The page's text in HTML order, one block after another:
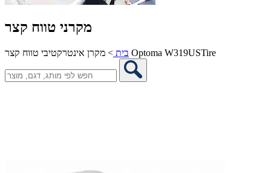
מקרני טווח קצר
בית > מקרן אינטרקטיבי טווח קצר Optoma W319USTire